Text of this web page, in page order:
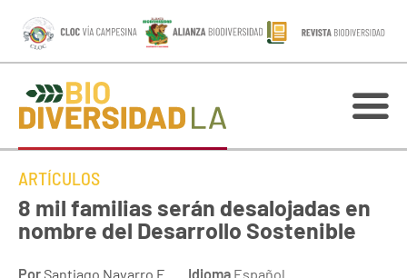
ARTÍCULOS
8 mil familias serán desalojadas en
nombre del Desarrollo Sostenible
Por Santiago Navarro F. Idioma Español